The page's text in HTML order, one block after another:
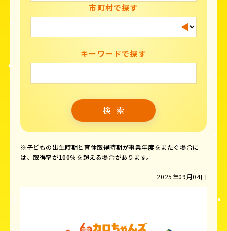
市町村で探す
キーワードで探す
※子どもの出生時期と育休取得時期が事業年度をまたぐ場合に
は、取得率が100％を超える場合があります。
2025年09月04日